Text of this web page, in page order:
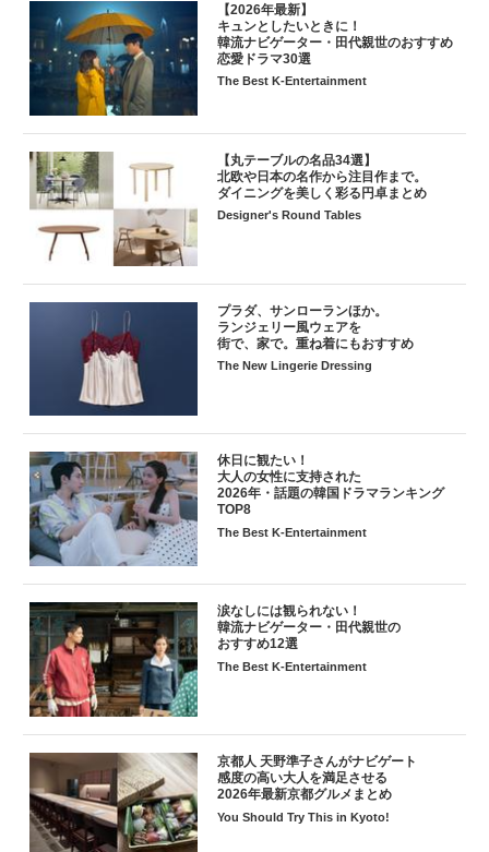
【2026年最新】
キュンとしたいときに！
韓流ナビゲーター・田代親世のおすすめ
恋愛ドラマ30選
The Best K-Entertainment
【丸テーブルの名品34選】
北欧や日本の名作から注目作まで。
ダイニングを美しく彩る円卓まとめ
Designer's Round Tables
プラダ、サンローランほか。
ランジェリー風ウェアを
街で、家で。重ね着にもおすすめ
The New Lingerie Dressing
休日に観たい！
大人の女性に支持された
2026年・話題の韓国ドラマランキング
TOP8
The Best K-Entertainment
涙なしには観られない！
韓流ナビゲーター・田代親世の
おすすめ12選
The Best K-Entertainment
京都人 天野準子さんがナビゲート
感度の高い大人を満足させる
2026年最新京都グルメまとめ
You Should Try This in Kyoto!